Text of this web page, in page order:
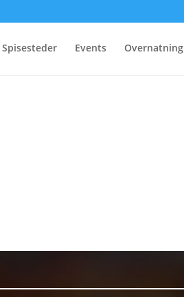
Spisesteder Events Overnatning